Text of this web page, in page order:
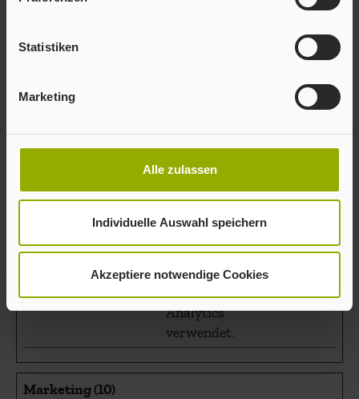
Statistiken
Marketing
Alle zulassen
Individuelle Auswahl speichern
Akzeptiere notwendige Cookies
_ga_#
Google
Sammelt Daten
dazu, wie oft ein
Benutzer eine
hat, sowie Daten
für den ersten und
letzten Besuch.
Von Google
Analytics
verwendet.
2 Jahre
Marketing (10)